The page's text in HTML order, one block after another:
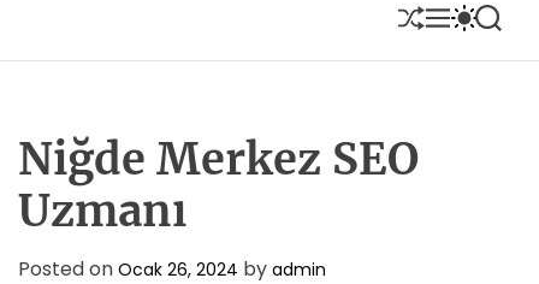
S
H
U
E
M
E
N
S
W
I
S
E
A
Niğde Merkez SEO
Uzmanı
Posted on Ocak 26, 2024 by admin